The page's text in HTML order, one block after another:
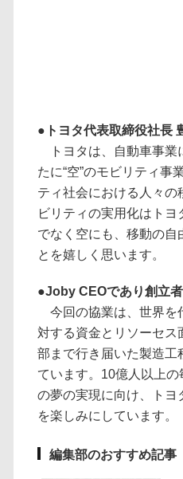
トヨタ代表取締役社長
トヨタは、自動車事業
たに“空”のモビリティ事
ティ社会における人々
ビリティの実用化はト
でなく空にも、移動の自
とを嬉しく思います。
Joby CEOであり創立
今回の協業は、世界を
対する資金とリソーセ
部まで行き届いた製造工
ています。10億人以上
の夢の実現に向け、トヨ
を楽しみにしています。
編集部のおすすめ記事